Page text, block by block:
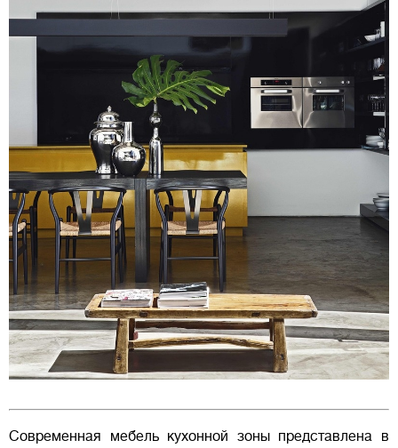
Современная мебель кухонной зоны представлена в